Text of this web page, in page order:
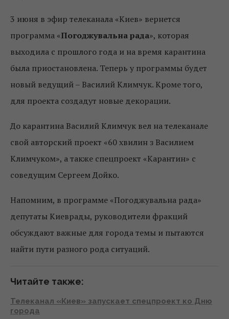
3 июня в эфир телеканала «Киев» вернется
программа «Погоджувальна рада», которая
выходила с прошлого года и на время карантина
была приостановлена. Теперь у программы будет
новый ведущий – Василий Климчук. Кроме того,
для проекта создадут новые декорации.
До карантина Василий Климчук вел на телеканале
свой авторский проект «60 хвилин з Василием
Климчуком», а также спецпроект «Карантин» с
соведущим Сергеем Дойко.
Напомним, в программе «Погоджувальна рада»
депутаты Киеврады, руководители фракций
обсуждают важные для города темы и пытаются
найти пути разного рода ситуаций.
Читайте также:
Телеканал «Киев» запускает спецпроект ко Дню
города